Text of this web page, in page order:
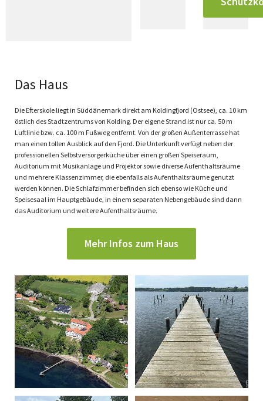
Das Haus
Die Efterskole liegt in Süddänemark direkt am Koldingfjord (Ostsee), ca. 10 km
östlich des Stadtzentrums von Kolding. Der eigene Strand ist nur ca. 50 m
Luftlinie bzw. ca. 100 m Fußweg entfernt. Von der großen Außenterrasse hat
man einen tollen Ausblick auf den Fjord. Die Unterkunft verfügt neben der
professionellen Selbstversorgerküche über einen großen Speiseraum,
Auditorium mit Musikanlage und Projektor sowie diverse Aufenthaltsräume
und mehrere Klassenzimmer, die ebenfalls als Aufenthaltsräume genutzt
werden können. Die Schlafzimmer befinden sich ebenso wie Küche und
Speisesaal im Hauptgebäude, in einem separaten Nebengebäude sind dann
das Auditorium und weitere Aufenthaltsräume.
Mehr Infos zum Haus